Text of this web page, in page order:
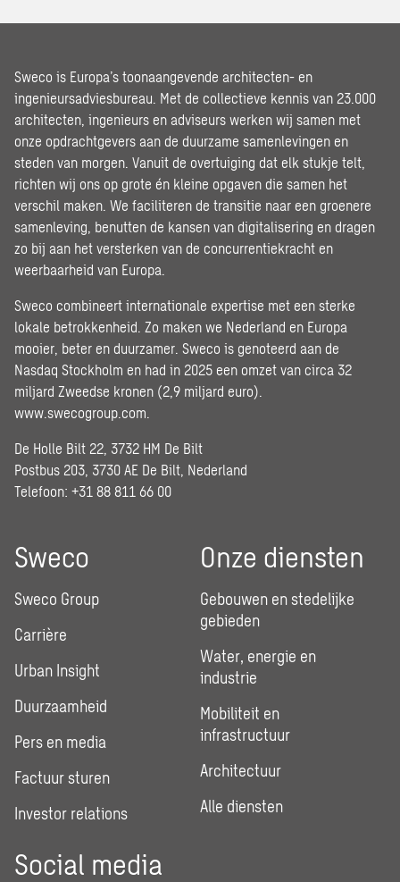
Sweco is Europa’s toonaangevende architecten- en
ingenieursadviesbureau. Met de collectieve kennis van 23.000
architecten, ingenieurs en adviseurs werken wij samen met
onze opdrachtgevers aan de duurzame samenlevingen en
steden van morgen. Vanuit de overtuiging dat elk stukje telt,
richten wij ons op grote én kleine opgaven die samen het
verschil maken. We faciliteren de transitie naar een groenere
samenleving, benutten de kansen van digitalisering en dragen
zo bij aan het versterken van de concurrentiekracht en
weerbaarheid van Europa.
Sweco combineert internationale expertise met een sterke
lokale betrokkenheid. Zo maken we Nederland en Europa
mooier, beter en duurzamer. Sweco is genoteerd aan de
Nasdaq Stockholm en had in 2025 een omzet van circa 32
miljard Zweedse kronen (2,9 miljard euro).
www.swecogroup.com
De Holle Bilt 22, 3732 HM De Bilt
Postbus 203, 3730 AE De Bilt, Nederland
Telefoon: +31 88 811 66 00
Sweco
Sweco Group
Carrière
Urban Insight
Duurzaamheid
Pers en media
Factuur sturen
Investor relations
Onze diensten
Gebouwen en stedelijke
gebieden
Water, energie en
industrie
Mobiliteit en
infrastructuur
Architectuur
Alle diensten
Social media